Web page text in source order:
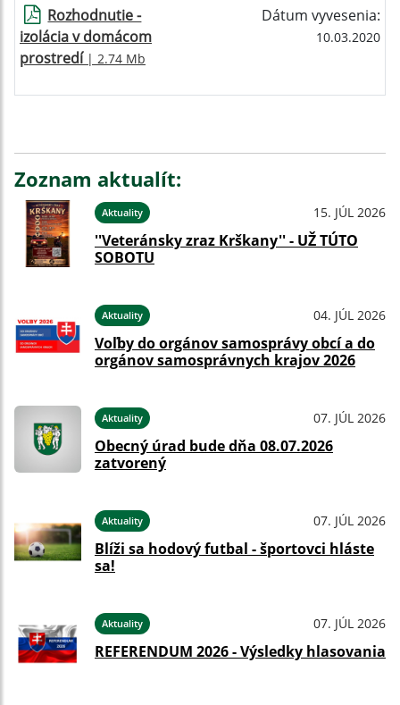
Rozhodnutie -
izolácia v domácom
prostredí| 2.74 Mb
Dátum vyvesenia:
10.03.2020
Zoznam aktualít:
Aktuality 15. JÚL 2026
''Veteránsky zraz Krškany'' - UŽ TÚTO
SOBOTU
Aktuality 04. JÚL 2026
Voľby do orgánov samosprávy obcí a do
orgánov samosprávnych krajov 2026
Aktuality 07. JÚL 2026
Obecný úrad bude dňa 08.07.2026
zatvorený
Aktuality 07. JÚL 2026
Blíži sa hodový futbal - športovci hláste
sa!
Aktuality 07. JÚL 2026
REFERENDUM 2026 - Výsledky hlasovania